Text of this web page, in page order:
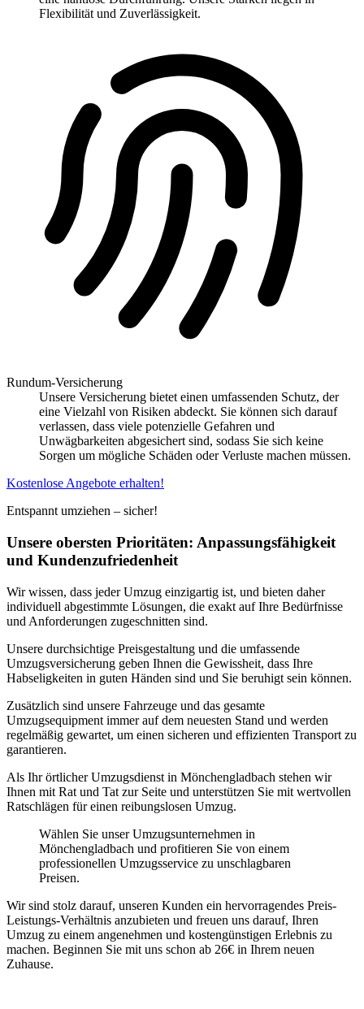
Flexibilität und Zuverlässigkeit.
Rundum-Versicherung
Unsere Versicherung bietet einen umfassenden Schutz, der
eine Vielzahl von Risiken abdeckt. Sie können sich darauf
verlassen, dass viele potenzielle Gefahren und
Unwägbarkeiten abgesichert sind, sodass Sie sich keine
Sorgen um mögliche Schäden oder Verluste machen müssen.
Kostenlose Angebote erhalten!
Entspannt umziehen – sicher!
Unsere obersten Prioritäten: Anpassungsfähigkeit
und Kundenzufriedenheit
Wir wissen, dass jeder Umzug einzigartig ist, und bieten daher
individuell abgestimmte Lösungen, die exakt auf Ihre Bedürfnisse
und Anforderungen zugeschnitten sind.
Unsere durchsichtige Preisgestaltung und die umfassende
Umzugsversicherung geben Ihnen die Gewissheit, dass Ihre
Habseligkeiten in guten Händen sind und Sie beruhigt sein können.
Zusätzlich sind unsere Fahrzeuge und das gesamte
Umzugsequipment immer auf dem neuesten Stand und werden
regelmäßig gewartet, um einen sicheren und effizienten Transport zu
garantieren.
Als Ihr örtlicher Umzugsdienst in Mönchengladbach stehen wir
Ihnen mit Rat und Tat zur Seite und unterstützen Sie mit wertvollen
Ratschlägen für einen reibungslosen Umzug.
Wählen Sie unser Umzugsunternehmen in
Mönchengladbach und profitieren Sie von einem
professionellen Umzugsservice zu unschlagbaren
Preisen.
Wir sind stolz darauf, unseren Kunden ein hervorragendes Preis-
Leistungs-Verhältnis anzubieten und freuen uns darauf, Ihren
Umzug zu einem angenehmen und kostengünstigen Erlebnis zu
machen. Beginnen Sie mit uns schon ab 26€ in Ihrem neuen
Zuhause.